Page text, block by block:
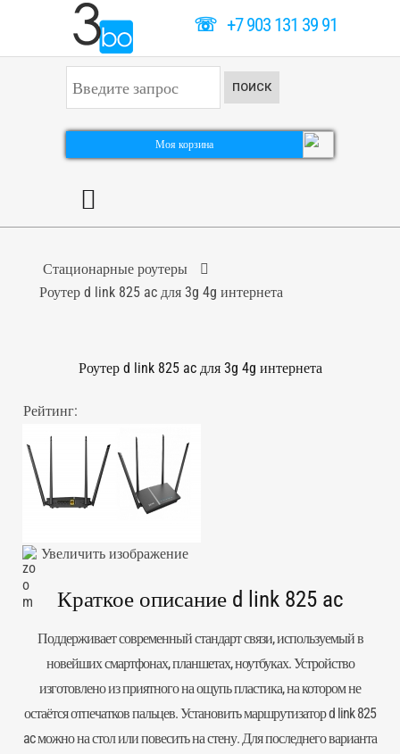
☏+7 903 131 39 91
к
а
ь
ПОИСК
Моя корзина
Стационарные роутеры
Роутер d link 825 ac для 3g 4g интернета
Роутер d link 825 ac для 3g 4g интернета
Рейтинг:
Увеличить изображение
Краткое описание d link 825 ac
Поддерживает современный стандарт связи, используемый в
новейших смартфонах, планшетах, ноутбуках. Устройство
изготовлено из приятного на ощупь пластика, на котором не
остаётся отпечатков пальцев. Установить маршрутизатор d link 825
ac можно на стол или повесить на стену. Для последнего варианта